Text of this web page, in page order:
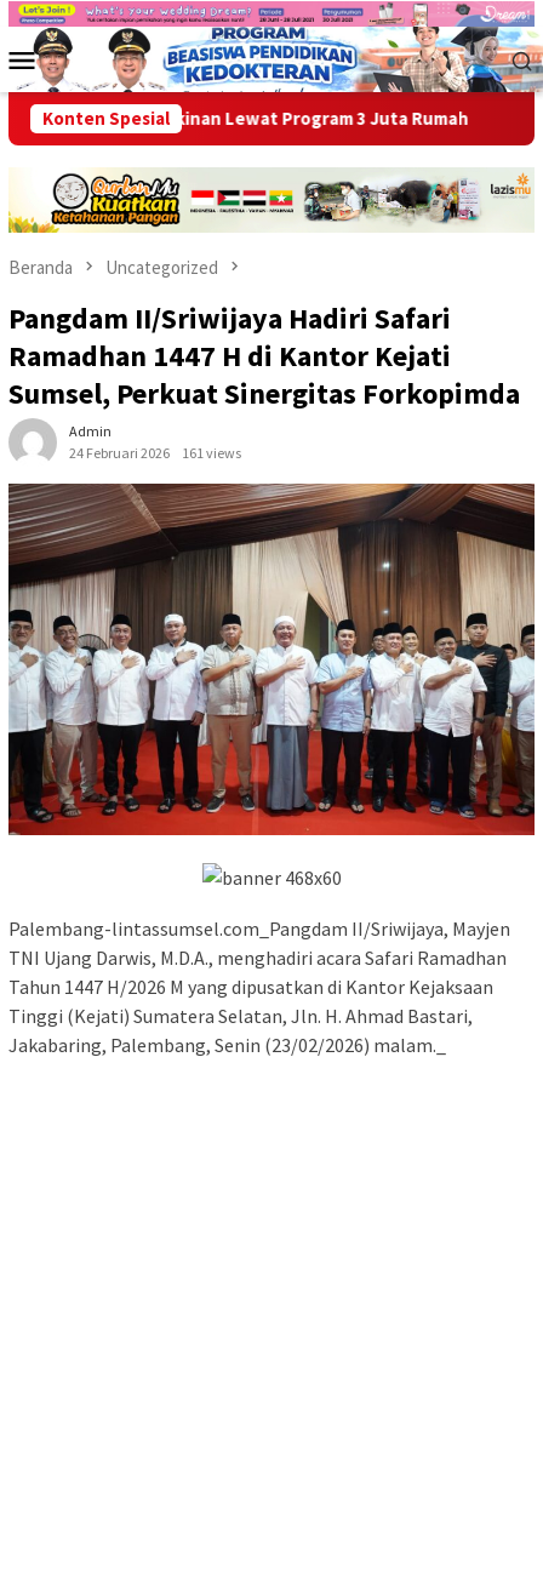
Loncat
kontenMenu
Mobile
Konten Spesial
Kemiskinan Lewat Program 3 Juta Rumah Ikhtiar
Beranda Uncategorized
Pangdam II/Sriwijaya Hadiri Safari
Ramadhan 1447 H di Kantor Kejati
Sumsel, Perkuat Sinergitas Forkopimda
Admin
24 Februari 2026
161 views
Palembang-lintassumsel.com_Pangdam II/Sriwijaya, Mayjen
TNI Ujang Darwis, M.D.A., menghadiri acara Safari Ramadhan
Tahun 1447 H/2026 M yang dipusatkan di Kantor Kejaksaan
Tinggi (Kejati) Sumatera Selatan, Jln. H. Ahmad Bastari,
Jakabaring, Palembang, Senin (23/02/2026) malam._